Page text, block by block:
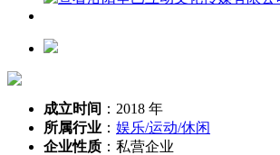
成立时间 ： 2018 年
所属行业 ： 娱乐/运动/休闲
企业性质 ： 私营企业